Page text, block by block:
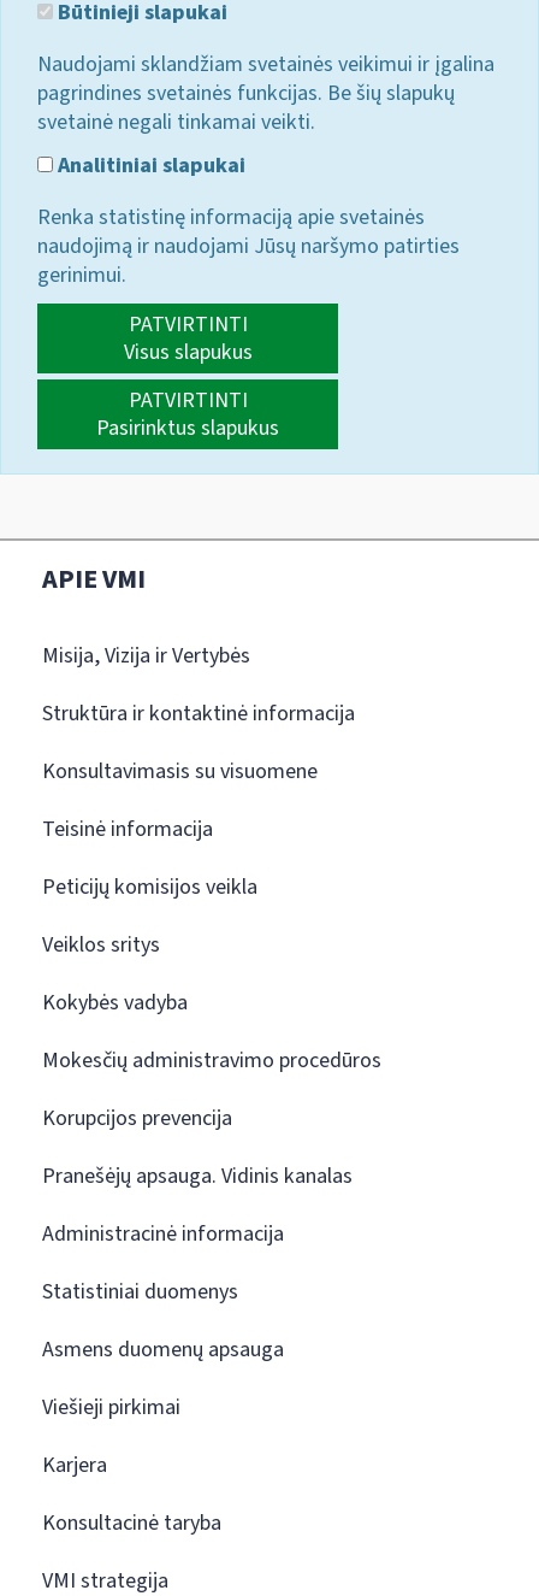
Būtinieji slapukai
Naudojami sklandžiam svetainės veikimui ir įgalina
pagrindines svetainės funkcijas. Be šių slapukų
svetainė negali tinkamai veikti.
Analitiniai slapukai
Renka statistinę informaciją apie svetainės
naudojimą ir naudojami Jūsų naršymo patirties
gerinimui.
PATVIRTINTI
Visus slapukus
PATVIRTINTI
Pasirinktus slapukus
APIE VMI
Misija, Vizija ir Vertybės
Struktūra ir kontaktinė informacija
Konsultavimasis su visuomene
Teisinė informacija
Peticijų komisijos veikla
Veiklos sritys
Kokybės vadyba
Mokesčių administravimo procedūros
Korupcijos prevencija
Pranešėjų apsauga. Vidinis kanalas
Administracinė informacija
Statistiniai duomenys
Asmens duomenų apsauga
Viešieji pirkimai
Karjera
Konsultacinė taryba
VMI strategija